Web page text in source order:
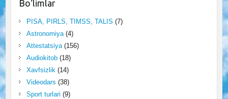
Bo‘limlar
PISA, PIRLS, TIMSS, TALIS (7)
Astronomiya(4)
Attestatsiya(156)
Audiokitob(18)
Xavfsizlik(14)
Videodars (38)
Sport turlari (9)